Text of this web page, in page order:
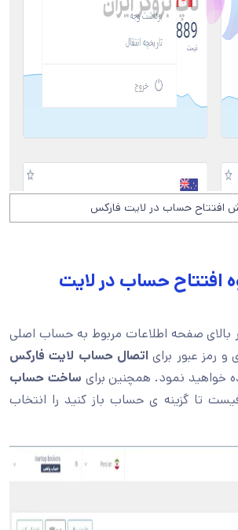
افتتاح حساب در لایت فارکس
افتتاح حساب در لایت
صفحه اطلاعات مربوط به حساب اصلی
و رمز عبور برای اتصال حساب لایت فارکس
خواهید نمود. همچنین برای ساخت حساب
تا گزینه ی حساب باز کنید را انتخاب